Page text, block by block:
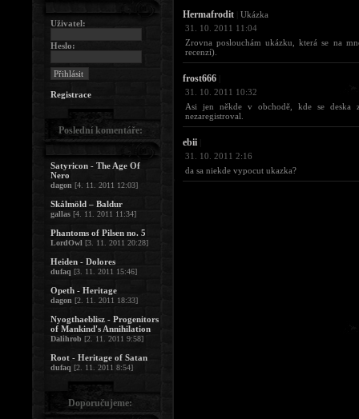
Hermafrodit
Ukázka
31. 10. 2011 11:04
Zrovna poslouchám ukázku, která se na
recenzí).
frost666
31. 10. 2011 10:32
Asi jen někde v obchodě, kde se deska
nezaregistroval.
ebii
31. 10. 2011 2:16
da sa niekde vypocut ukazka?
Uživatel:
Heslo:
Registrace
Poslední komentáře:
Satyricon - The Age Of
Nero
dagon [4. 11. 2011 12:03]
Skálmöld – Baldur
gallas [4. 11. 2011 11:34]
Phantoms of Pilsen no. 5
LordOwl [3. 11. 2011 20:28]
Heiden - Dolores
dufaq [3. 11. 2011 15:46]
Opeth - Heritage
dagon [2. 11. 2011 18:33]
Nyogthaeblisz - Progenitors
of Mankind's Annihilation
Dalihrob [2. 11. 2011 9:58]
Root - Heritage of Satan
dufaq [2. 11. 2011 8:54]
Doporučujeme: